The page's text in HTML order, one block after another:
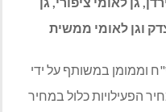
וגן לאומי ממשית
וממומן במשותף על ידי
הפעילויות כלול במחיר